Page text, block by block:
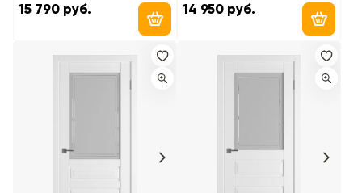
15 790 руб.
Добавить в корзину
14 950 руб.